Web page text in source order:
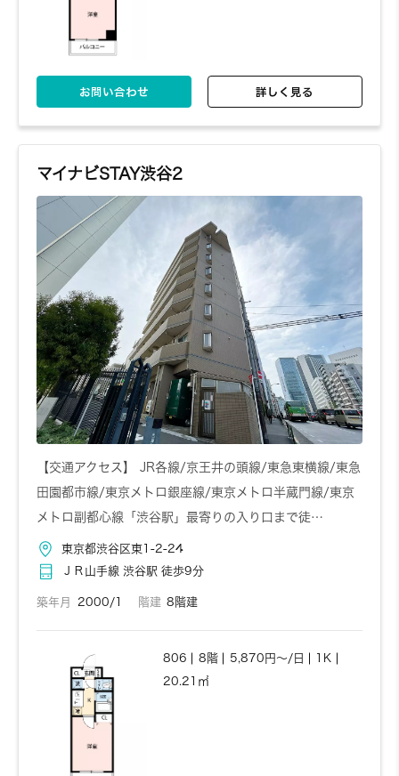
お問い合わせ 詳しく見る
マイナビSTAY渋谷2
【交通アクセス】 JR各線/京王井の頭線/東急東横線/東急
田園都市線/東京メトロ銀座線/東京メトロ半蔵門線/東京
メトロ副都心線「渋谷駅」最寄りの入り口まで徒…
東京都渋谷区東1-2-24
ＪＲ山手線 渋谷駅 徒歩9分
築年月 2000/1 階建 8階建
806 8階 5,870円～/日
1K
20.21㎡